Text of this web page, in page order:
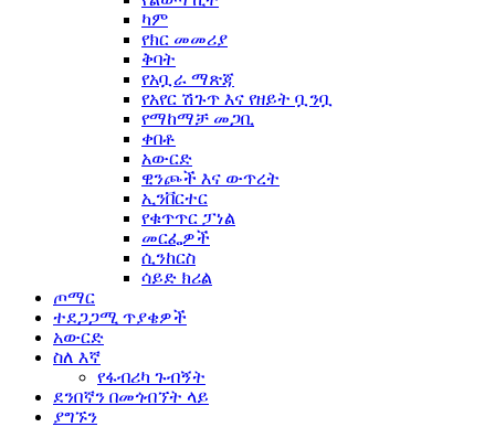
ካም
የክር መመሪያ
ቅባት
የአቧራ ማጽጃ
የአየር ሽጉጥ እና የዘይት ቧንቧ
የማከማቻ መጋቢ
ቀበቶ
አውርድ
ዊንጮች እና ውጥረት
ኢንቨርተር
የቁጥጥር ፓነል
መርፌዎች
ሲንከርስ
ሳይድ ክሪል
ጦማር
ተደጋጋሚ ጥያቄዎች
አውርድ
ስለ እኛ
የፋብሪካ ጉብኝት
ደንበኛን በመጎብኘት ላይ
ያግኙን